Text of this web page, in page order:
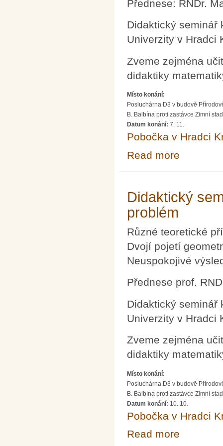
Přednese: RNDr.
Didaktický seminář
Univerzity v Hradci
Zveme zejména
didaktiky
Místo konání:
Posluchárna D3 v budově
B. Balbína proti zastávce Zimní
Datum konání: 7. 11.
Pobočka v Hradci
Read more
Didaktický
problém
Různé teoretické
Dvojí pojetí
Neuspokojivé
Přednese prof.
Didaktický seminář
Univerzity v Hradci
Zveme zejména
didaktiky
Místo konání:
Posluchárna D3 v budově
B. Balbína proti zastávce Zimní
Datum konání: 10. 10.
Pobočka v Hradci
Read more